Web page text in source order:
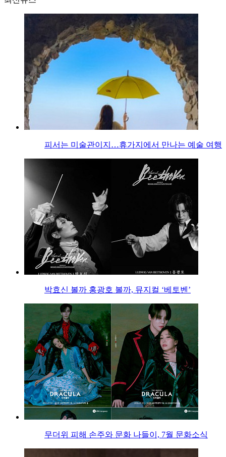
피서는 미술관이지…휴가지에서 만나는 예술 여행
박효신 볼까 홍광호 볼까, 뮤지컬 ‘베토벤’
무더위 피해 손주와 문화 나들이, 7월 문화소식